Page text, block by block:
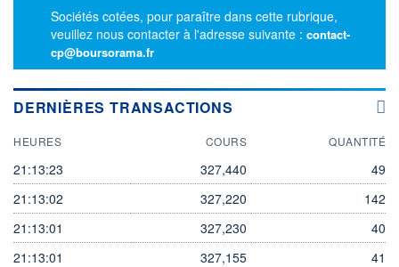
Sociétés cotées, pour paraître dans cette rubrique,
veuillez nous contacter à l'adresse suivante : contact-
cp@boursorama.fr
DERNIÈRES TRANSACTIONS
HEURES COURS QUANTITÉ
21:13:23 327,440
49
21:13:02
327,220
142
21:13:01
327,230
40
21:13:01
327,155
41